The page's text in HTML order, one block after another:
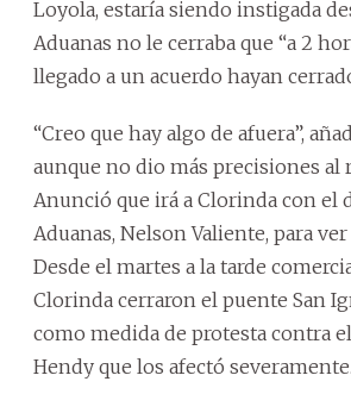
Loyola, estaría siendo instigada
Aduanas no le cerraba que “a 2
llegado a un acuerdo hayan
“Creo que hay algo de afuera”,
aunque no dio más precisiones al
Anunció que irá a Clorinda con el
Aduanas, Nelson Valiente, para
Desde el martes a la tarde
Clorinda cerraron el puente San
como medida de protesta contra
Hendy que los afectó severamente.